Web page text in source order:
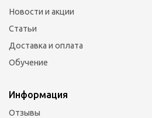
Новости и акции
Статьи
Доставка и оплата
Обучение
Информация
Отзывы